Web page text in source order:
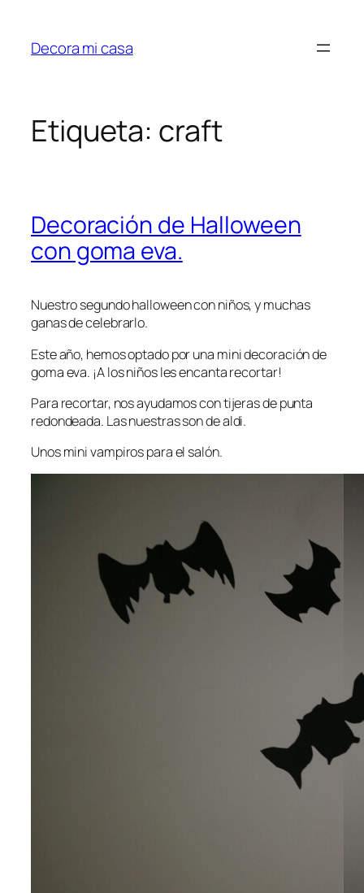
contenido
Decora mi casa
Etiqueta: craft
Decoración de Halloween
con goma eva.
Nuestro segundo halloween con niños, y muchas
ganas de celebrarlo.
Este año, hemos optado por una mini decoración de
goma eva. ¡A los niños les encanta recortar!
Para recortar, nos ayudamos con tijeras de punta
redondeada. Las nuestras son de aldi.
Unos mini vampiros para el salón.